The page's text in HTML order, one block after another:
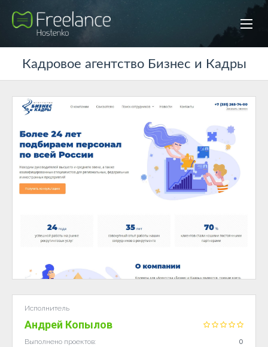
Кадровое агентство Бизнес и Кадры
Исполнитель
Андрей Копылов
Выполнено проектов: 0